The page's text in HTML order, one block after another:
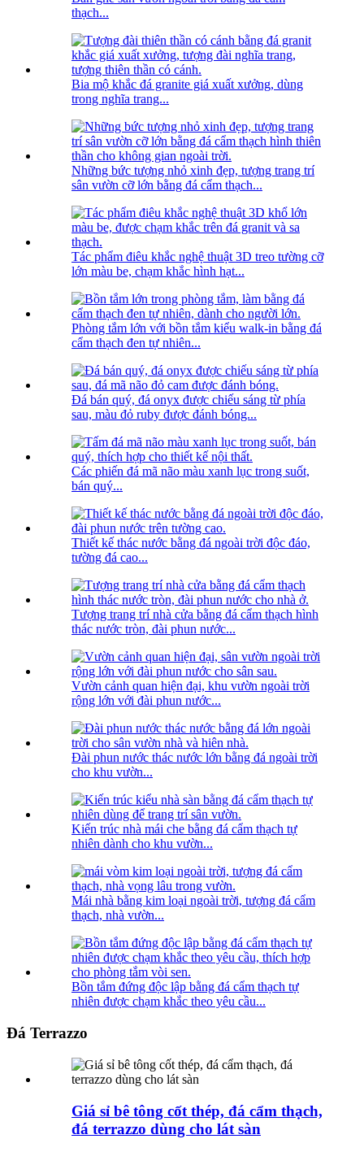
thạch...
Bia mộ khắc đá granite giá xuất xưởng, dùng
trong nghĩa trang...
Những bức tượng nhỏ xinh đẹp, tượng trang trí
sân vườn cỡ lớn bằng đá cẩm thạch...
Tác phẩm điêu khắc nghệ thuật 3D treo tường cỡ
lớn màu be, chạm khắc hình hạt...
Phòng tắm lớn với bồn tắm kiểu walk-in bằng đá
cẩm thạch đen tự nhiên...
Đá bán quý, đá onyx được chiếu sáng từ phía
sau, màu đỏ ruby ​​được đánh bóng...
Các phiến đá mã não màu xanh lục trong suốt,
bán quý...
Thiết kế thác nước bằng đá ngoài trời độc đáo,
tường đá cao...
Tượng trang trí nhà cửa bằng đá cẩm thạch hình
thác nước tròn, đài phun nước...
Vườn cảnh quan hiện đại, khu vườn ngoài trời
rộng lớn với đài phun nước...
Đài phun nước thác nước lớn bằng đá ngoài trời
cho khu vườn...
Kiến trúc nhà mái che bằng đá cẩm thạch tự
nhiên dành cho khu vườn...
Mái nhà bằng kim loại ngoài trời, tượng đá cẩm
thạch, nhà vườn...
Bồn tắm đứng độc lập bằng đá cẩm thạch tự
nhiên được chạm khắc theo yêu cầu...
Đá Terrazzo
Giá sỉ bê tông cốt thép, đá cẩm thạch,
đá terrazzo dùng cho lát sàn